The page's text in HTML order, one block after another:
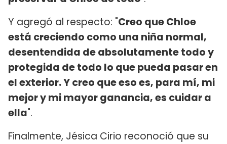
Y agregó al respecto: "Creo que Chloe
está creciendo como una niña normal,
desentendida de absolutamente todo y
protegida de todo lo que pueda pasar en
el exterior. Y creo que eso es, para mí, mi
mejor y mi mayor ganancia, es cuidar a
ella".
Finalmente, Jésica Cirio reconoció que su